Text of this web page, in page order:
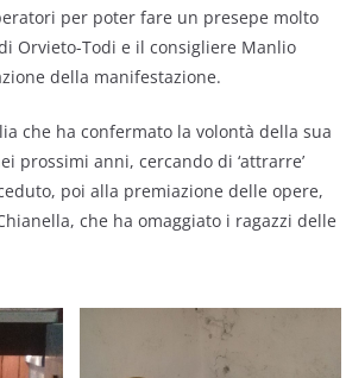
per poter fare un presepe molto
Orvieto-Todi e il consigliere Manlio
della manifestazione.
che ha confermato la volontà della sua
prossimi anni, cercando di ‘attrarre’
poi alla premiazione delle opere,
che ha omaggiato i ragazzi delle